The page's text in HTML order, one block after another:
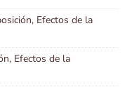
Efectos de la
Efectos de la